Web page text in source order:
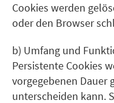
Cookies werden
oder den Browser
b) Umfang und
Persistente Cookies
vorgegebenen Dauer
unterscheiden kann.